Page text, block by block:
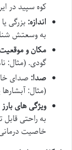
کوه سپید در
اندازه: بزرگی
به وسعتش
مکان و
گودی. (مثال:
صدا: صدای
(مثال:
ویژگی های
به راحتی
خاصیت